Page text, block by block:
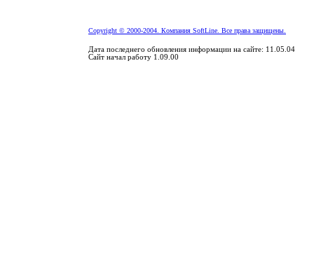
Copyright © 2000-2004. Компания SoftLine. Все права защищены.
Дата последнего обновления информации на сайте: 11.05.04
Сайт начал работу 1.09.00